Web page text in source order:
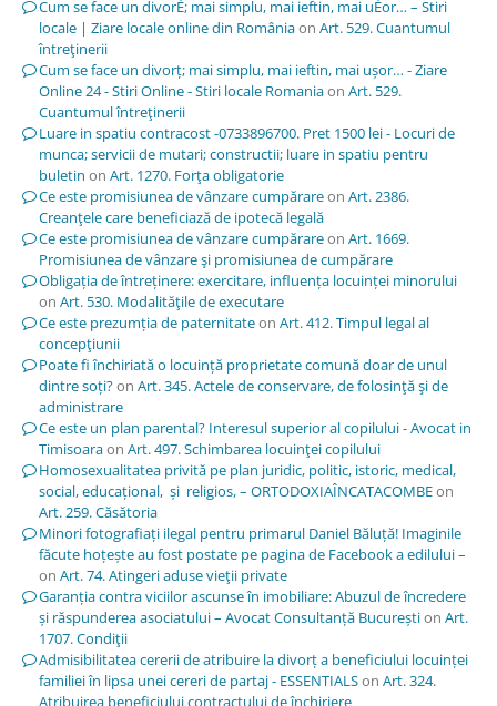
Cum se face un divorÈ; mai simplu, mai ieftin, mai uÈor… – Stiri
locale | Ziare locale online din Româniaon Art. 529. Cuantumul
întreţinerii
Cum se face un divorț; mai simplu, mai ieftin, mai ușor… - Ziare
Online 24 - Stiri Online - Stiri locale Romaniaon Art. 529.
Cuantumul întreţinerii
Luare in spatiu contracost -0733896700. Pret 1500 lei - Locuri de
munca; servicii de mutari; constructii; luare in spatiu pentru
buletin on Art. 1270. Forţa obligatorie
Ce este promisiunea de vânzare cumpărareon Art. 2386.
Creanţele care beneficiază de ipotecă legală
Ce este promisiunea de vânzare cumpărareon Art. 1669.
Promisiunea de vânzare şi promisiunea de cumpărare
Obligația de întreținere: exercitare, influența locuinței minorului
on Art. 530. Modalităţile de executare
Ce este prezumția de paternitateon Art. 412. Timpul legal al
concepţiunii
Poate fi închiriată o locuință proprietate comună doar de unul
dintre soți?on Art. 345. Actele de conservare, de folosinţă şi de
administrare
Ce este un plan parental? Interesul superior al copilului - Avocat in
Timisoaraon Art. 497. Schimbarea locuinţei copilului
Homosexualitatea privită pe plan juridic, politic, istoric, medical,
social, educațional, și religios, – ORTODOXIAÎNCATACOMBEon
Art. 259. Căsătoria
Minori fotografiați ilegal pentru primarul Daniel Băluță! Imaginile
făcute hoțește au fost postate pe pagina de Facebook a edilului –
on Art. 74. Atingeri aduse vieţii private
Garanția contra viciilor ascunse în imobiliare: Abuzul de încredere
și răspunderea asociatului – Avocat Consultanță Bucureștion Art.
1707. Condiţii
Admisibilitatea cererii de atribuire la divorț a beneficiului locuinței
familiei în lipsa unei cereri de partaj - ESSENTIALSon Art. 324.
Atribuirea beneficiului contractului de închiriere